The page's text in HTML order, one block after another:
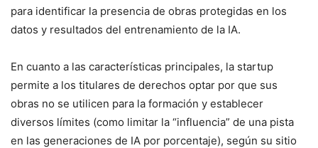
para identificar la presencia de obras protegidas en los
datos y resultados del entrenamiento de la IA.
En cuanto a las características principales, la startup
permite a los titulares de derechos optar por que sus
obras no se utilicen para la formación y establecer
diversos límites (como limitar la “influencia” de una pista
en las generaciones de IA por porcentaje), según su sitio